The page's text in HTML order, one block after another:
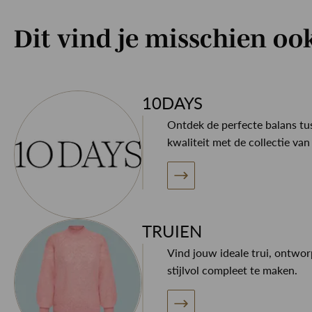
Dit vind je misschien
10DAYS
Ontdek de perfecte balans
kwaliteit met de collectie van
TRUIEN
Vind jouw ideale trui,
stijlvol compleet te maken.